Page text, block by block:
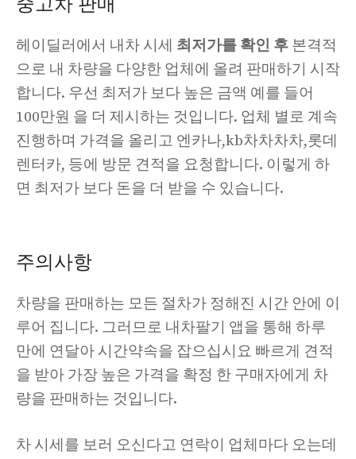
헤이딜러에서 내차 시세 최저가를 확인 후 본격적
으로 내 차량을 다양한 업체에 올려 판매하기 시작
합니다. 우선 최저가 보다 높은 금액 예를 들어
100만원 을 더 제시하는 것입니다. 업체 별로 계속
진행하며 가격을 올리고 엔카나,kb차차차차,롯데
렌터카, 등에 방문 견적을 요청합니다. 이렇게 하
면 최저가 보다 돈을 더 받을 수 있습니다.
주의사항
차량을 판매하는 모든 절차가 정해진 시간 안에 이
루어 집니다. 그러므로 내차팔기 앱을 통해 하루
만에 연달아 시간약속을 잡으십시요 빠르게 견적
을 받아 가장 높은 가격을 확정 한 구매자에게 차
량을 판매하는 것입니다.
차 시세를 보러 오신다고 연락이 업체마다 오는데